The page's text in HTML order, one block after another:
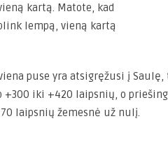
kartą. Matote, kad
lempą, vieną kartą
puse yra atsigręžusi į
+300 iki +420 laipsnių, o
laipsnių žemesnė už nulį.